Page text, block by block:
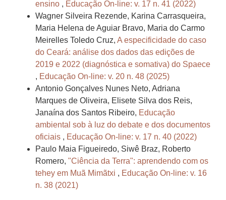
ensino , Educação On-line: v. 17 n. 41 (2022)
Wagner Silveira Rezende, Karina Carrasqueira,
Maria Helena de Aguiar Bravo, Maria do Carmo
Meirelles Toledo Cruz, A especificidade do caso
do Ceará: análise dos dados das edições de
2019 e 2022 (diagnóstica e somativa) do Spaece
, Educação On-line: v. 20 n. 48 (2025)
Antonio Gonçalves Nunes Neto, Adriana
Marques de Oliveira, Elisete Silva dos Reis,
Janaína dos Santos Ribeiro, Educação
ambiental sob à luz do debate e dos documentos
oficiais , Educação On-line: v. 17 n. 40 (2022)
Paulo Maia Figueiredo, Siwê Braz, Roberto
Romero, "Ciência da Terra": aprendendo com os
tehey em Muã Mimãtxi , Educação On-line: v. 16
n. 38 (2021)